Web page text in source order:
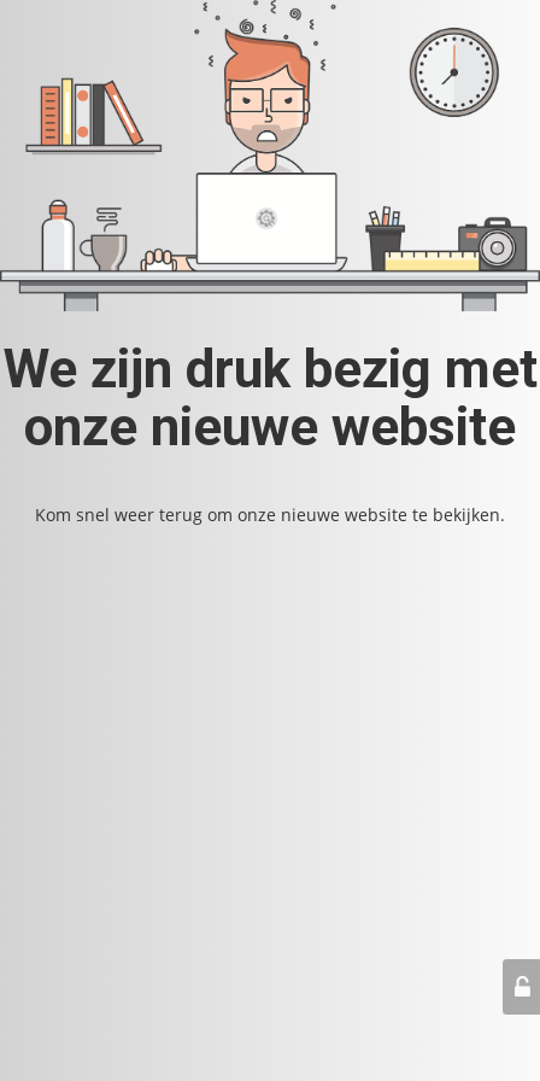
We zijn druk bezig met
onze nieuwe website
Kom snel weer terug om onze nieuwe website te bekijken.